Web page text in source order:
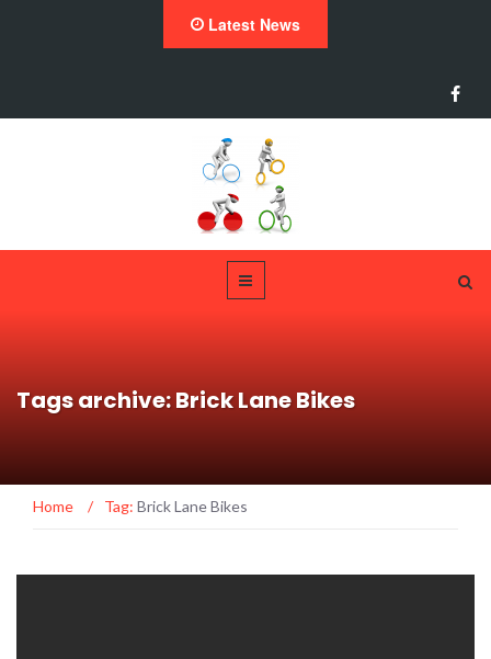
Latest News
Tags archive: Brick Lane Bikes
Home / Tag: Brick Lane Bikes